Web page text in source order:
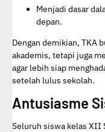
Menjadi dasar
depan.
Dengan demikian, TKA
akademis, tetapi juga
agar lebih siap
setelah lulus sekolah.
Antusiasme
Seluruh siswa kelas XII